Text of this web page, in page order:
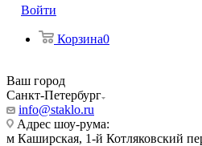
Войти
Корзина0
Ваш город
Санкт-Петербург
info@staklo.ru
Адрес шоу-рума:
м Каширская, 1-й Котляковский